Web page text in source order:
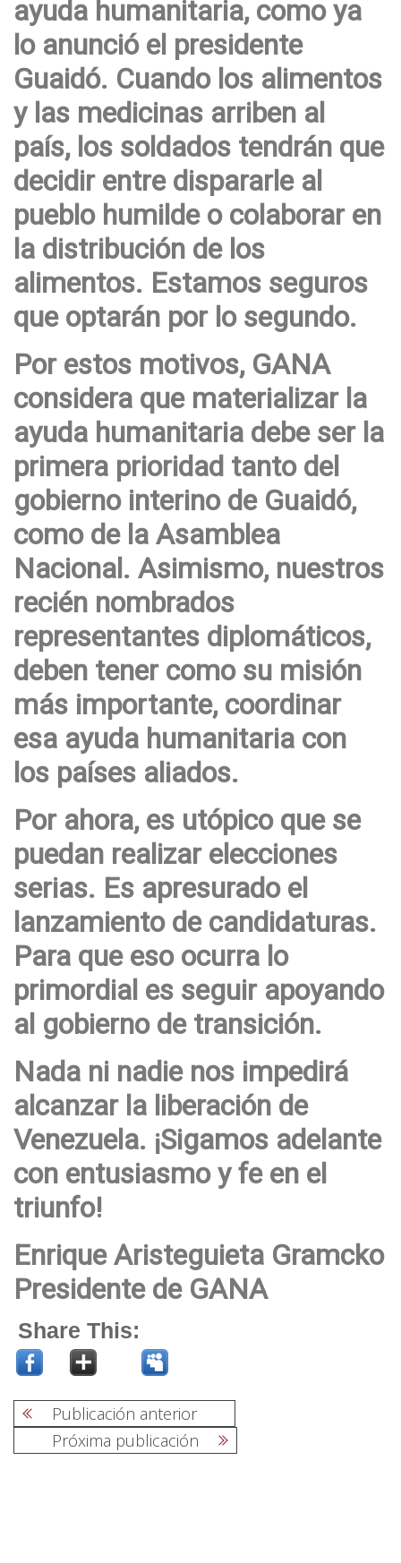
ayuda humanitaria, como ya
lo anunció el presidente
Guaidó. Cuando los alimentos
y las medicinas arriben al
país, los soldados tendrán que
decidir entre dispararle al
pueblo humilde o colaborar en
la distribución de los
alimentos. Estamos seguros
que optarán por lo segundo.
Por estos motivos, GANA
considera que materializar la
ayuda humanitaria debe ser la
primera prioridad tanto del
gobierno interino de Guaidó,
como de la Asamblea
Nacional. Asimismo, nuestros
recién nombrados
representantes diplomáticos,
deben tener como su misión
más importante, coordinar
esa ayuda humanitaria con
los países aliados.
Por ahora, es utópico que se
puedan realizar elecciones
serias. Es apresurado el
lanzamiento de candidaturas.
Para que eso ocurra lo
primordial es seguir apoyando
al gobierno de transición.
Nada ni nadie nos impedirá
alcanzar la liberación de
Venezuela. ¡Sigamos adelante
con entusiasmo y fe en el
triunfo!
Enrique Aristeguieta Gramcko
Presidente de GANA
Share This:
Navegación
Publicación anterior
Próxima publicación